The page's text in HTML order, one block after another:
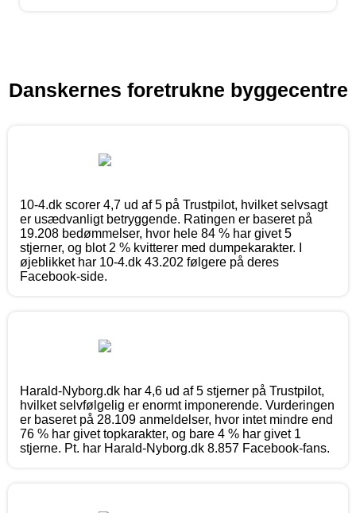
Danskernes foretrukne byggecentre
10-4.dk scorer 4,7 ud af 5 på Trustpilot, hvilket selvsagt
er usædvanligt betryggende. Ratingen er baseret på
19.208 bedømmelser, hvor hele 84 % har givet 5
stjerner, og blot 2 % kvitterer med dumpekarakter. I
øjeblikket har 10-4.dk 43.202 følgere på deres
Facebook-side.
Harald-Nyborg.dk har 4,6 ud af 5 stjerner på Trustpilot,
hvilket selvfølgelig er enormt imponerende. Vurderingen
er baseret på 28.109 anmeldelser, hvor intet mindre end
76 % har givet topkarakter, og bare 4 % har givet 1
stjerne. Pt. har Harald-Nyborg.dk 8.857 Facebook-fans.